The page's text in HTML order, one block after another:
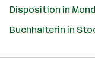
Disposition in
Buchhalterin in